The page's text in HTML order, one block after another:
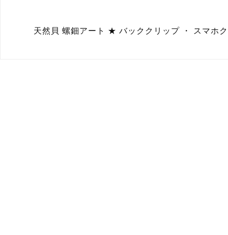
天然貝 螺鈿アート ★ バッククリップ ・ スマホ